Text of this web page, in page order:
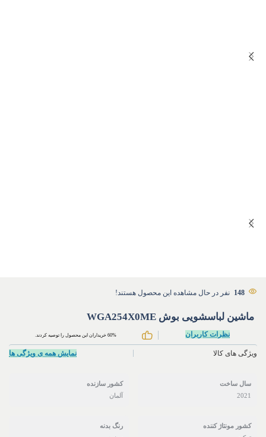
148 نفر در حال مشاهده این محصول هستند!
ماشین لباسشویی بوش WGA254X0ME
نظرات کاربران 60% خریداران این محصول را توصیه کردند.
ویژگی های کالا نمایش همه ی ویژگی ها
سال ساخت
2021
کشور سازنده
آلمان
کشور مونتاژ کننده
رنگ بدنه